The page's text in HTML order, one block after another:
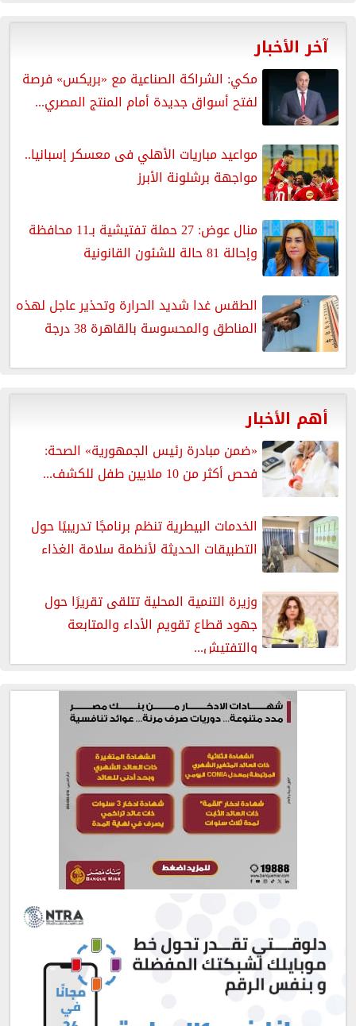
آخر الأخبار
مكي: الشراكة الصناعية مع «بريكس» فرصة
لفتح أسواق جديدة أمام المنتج المصري...
مواعيد مباريات الأهلي فى معسكر إسبانيا..
مواجهة برشلونة الأبرز
منال عوض: 27 حملة تفتيشية بـ11 محافظة
وإحالة 81 حالة للشئون القانونية
الطقس غدا شديد الحرارة وتحذير عاجل لهذه
المناطق والمحسوسة بالقاهرة 38 درجة
أهم الأخبار
«ضمن مبادرة رئيس الجمهورية» الصحة:
فحص أكثر من 10 ملايين طفل للكشف...
الخدمات البيطرية تنظم برنامجًا تدريبيًا حول
التطبيقات الحديثة لأنظمة سلامة الغذاء
وزيرة التنمية المحلية تتلقى تقريرًا حول
جهود قطاع تقويم الأداء والمتابعة
والتفتيش...